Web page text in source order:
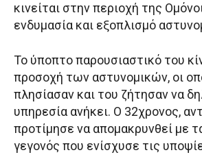
κινείται στην περιοχή της
ενδυμασία και εξοπλισμό
Το ύποπτο παρουσιαστικό του
προσοχή των αστυνομικών, οι
πλησίασαν και του ζήτησαν να
υπηρεσία ανήκει. Ο 32χρονος,
προτίμησε να απομακρυνθεί με
γεγονός που ενίσχυσε τις